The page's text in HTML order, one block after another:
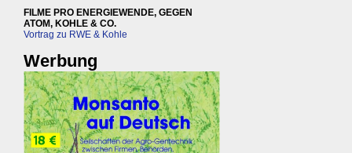
FILME PRO ENERGIEWENDE, GEGEN
ATOM, KOHLE & CO.
Vortrag zu RWE & Kohle
Werbung